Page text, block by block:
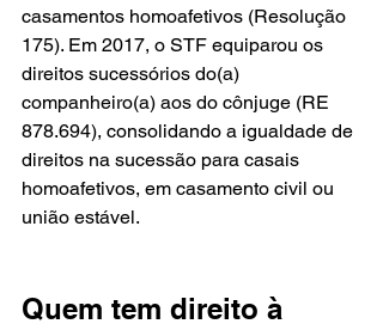
casamentos homoafetivos (Resolução
175). Em 2017, o STF equiparou os
direitos sucessórios do(a)
companheiro(a) aos do cônjuge (RE
878.694), consolidando a igualdade de
direitos na sucessão para casais
homoafetivos, em casamento civil ou
união estável.
Quem tem direito à